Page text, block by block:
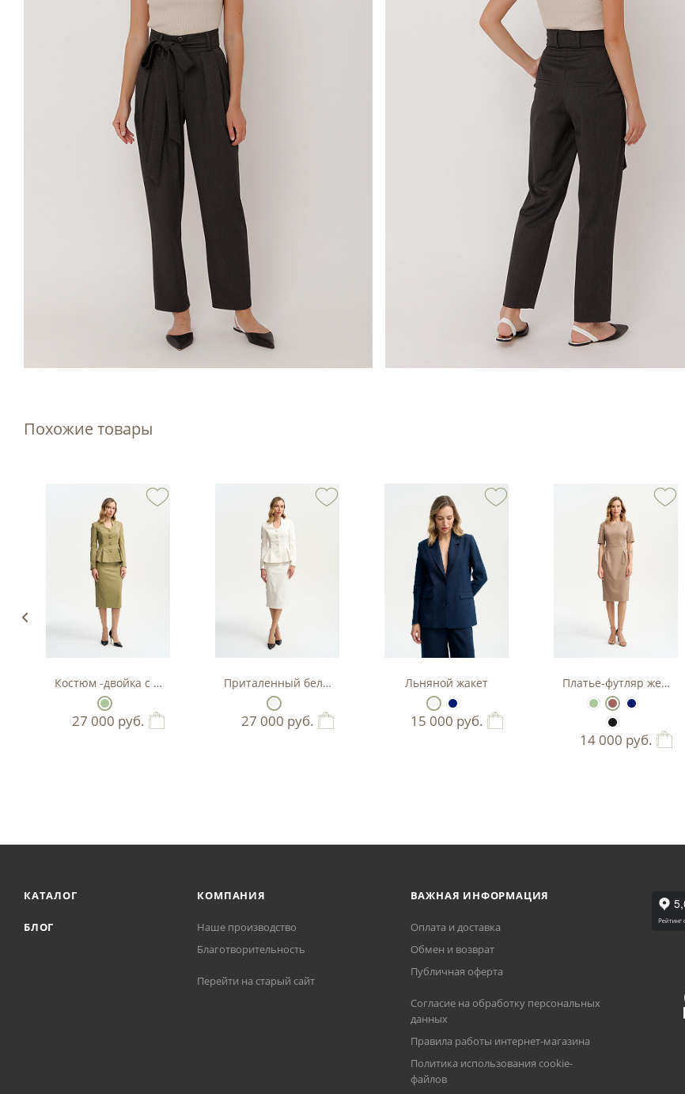
Похожие товары
Костюм -двойка с баской в цвете фисташка
27 000 руб.
Приталенный белый костюм-двойка с баской.
27 000 руб.
Льняной жакет
15 000 руб.
Платье-футляр женское
14 000 руб.
КАТАЛОГ
БЛОГ
КОМПАНИЯ
Наше производство
Благотворительность
Перейти на старый сайт
ВАЖНАЯ ИНФОРМАЦИЯ
Оплата и доставка
Обмен и возврат
Публичная оферта
Согласие на обработку персональных
данных
Правила работы интернет-магазина
Политика использования cookie-
файлов